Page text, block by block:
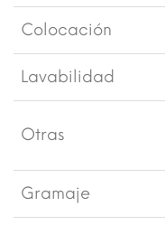
Colocación
Lavabilidad
Otras
Gramaje